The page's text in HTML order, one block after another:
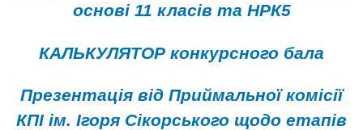
основі 11 класів та НРК5
КАЛЬКУЛЯТОР конкурсного бала
Презентація від Приймальної комісії
КПІ ім. Ігоря Сікорського щодо етапів